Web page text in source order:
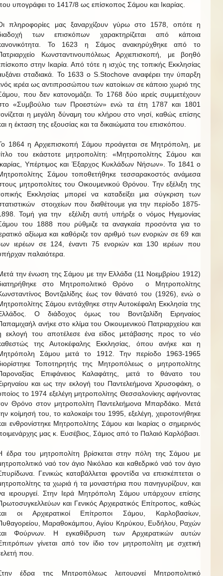
υπογράφει το 1417/8 ως επίσκοπος Σάμου και Ικαρίας.
πληροφορίες μας ξαναρχίζουν γύρω στο 1578, οπότε η
των επισκόπων χαρακτηρίζεται από κάποια
Το 1623 η Σάμος ανακηρύχθηκε από το
Κωνσταντινουπόλεως Αρχιεπισκοπή, με βοηθό
στην Ικαρία. Από τότε η ισχύς της τοπικής Εκκλησίας
σταδιακά. Το 1633 ο S.Stochove αναφέρει την ύπαρξη
ιερέα ως αντιπροσώπου των κατοίκων σε κάποιο χωριό της
που δεν κατονομάζει. Το 1768 δύο ιερείς συμμετέχουν
«Συμβούλιο των Προεστών» ενώ τα έτη 1787 και 1801
η μεγάλη δύναμη του κλήρου στο νησί, καθώς επίσης
η έκταση της εξουσίας και τα δικαιώματα του επισκόπου.
1864 η Αρχιεπισκοπή Σάμου προάγεται σε Μητρόπολη, με
του εκάστοτε μητροπολίτη: «Μητροπολίτης Σάμου και
Υπέρτιμος και Έξαρχος Κυκλάδων Νήσων». Το 1841 ο
Σάμου τοποθετήθηκε τεσσαρακοστός ανάμεσα
μητροπολίτες του Οικουμενικού Θρόνου. Την εξέλιξη της
Εκκλησίας μπορεί να καταδείξει μια σύγκριση των
στοιχείων που διαθέτουμε για την περίοδο 1875-
Τομή για την εξέλιξη αυτή υπήρξε ο νόμος Ηγεμονίας
του 1888 που ρύθμιζε τα αναγκαία προσόντα για το
αξίωμα και καθόριζε τον αριθμό των ενοριών σε 69 και
ιερέων σε 124, έναντι 75 ενοριών και 130 ιερέων που
παλαιότερα.
την ένωση της Σάμου με την Ελλάδα (11 Νοεμβρίου 1912)
στο Μητροπολιτικό Θρόνο ο Μητροπολίτης
Βοντζαλίδης έως τον θάνατό του (1926), ενώ ο
Σάμου εντάχθηκε στην Αυτοκέφαλη Εκκλησία της
Ο διάδοχος όμως του Βοντζαλίδη Ειρηναίος
ανήκε στο κλίμα του Οικουμενικού Πατριαρχείου και
εκλογή του αποτέλεσε ένα είδος μετάβασης προς το νέο
της Αυτοκέφαλης Εκκλησίας, όπου ανήκε και η
Σάμου μετά το 1912. Την περίοδο 1963-1965
Τοποτηρητής της Μητροπόλεως ο μητροπολίτης
Επιφάνειος Καλαφάτης, μετά το θάνατο του
και ως την εκλογή του Παντελεήμονα Χρυσοφάκη, ο
το 1974 εξελέγη μητροπολίτης Θεσσαλονίκης αφήνοντας
Θρόνο στον μητροπολίτη Παντελεήμονα Μπαρδάκο. Μετά
κοίμησή του, το καλοκαίρι του 1995, εξελέγη, χειροτονήθηκε
ενθρονίστηκε Μητροπολίτης Σάμου και Ικαρίας ο σημερινός
μας κ. Ευσέβιος, Σάμιος από το Παλαιό Καρλόβασι.
έδρα του μητροπολίτη βρίσκεται στην πόλη της Σάμου με
ναό τον άγιο Νικόλαο και καθεδρικό ναό τον άγιο
Γενικώς καταβάλλεται φροντίδα να επισκέπτεται ο
τα χωριά ή τα μοναστήρια που πανηγυρίζουν, και
ιερουργεί. Στην Ιερά Μητρόπολη Σάμου υπάρχουν επίσης
και Γενικός Αρχιερατικός Επίτροπος, καθώς
οι Αρχιερατικοί Επίτροποι Σάμου, Καρλοβασίων,
Μαραθοκάμπου, Αγίου Κηρύκου, Ευδήλου, Ραχών
Φούρνων. Η εγκαθίδρυση των Αρχιερατικών αυτών
γίνεται από τον ίδιο τον μητροπολίτη με σχετική
που.
έδρα της Μητροπόλεως λειτουργεί Μητροπολιτικό